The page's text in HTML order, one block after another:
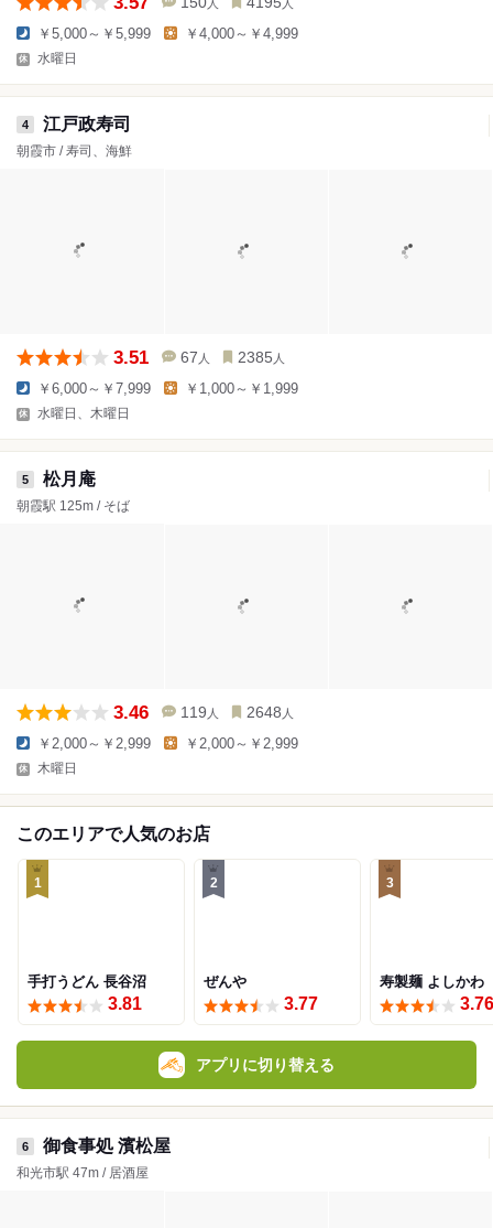
人 人
￥5,000～￥5,999 ￥4,000～￥4,999
水曜日
4 江戸政寿司
朝霞市 / 寿司、海鮮
3.51 67 人 2385 人
￥6,000～￥7,999 ￥1,000～￥1,999
水曜日、木曜日
5 松月庵
朝霞駅 125m / そば
3.46 119 人 2648 人
￥2,000～￥2,999 ￥2,000～￥2,999
木曜日
このエリアで人気のお店
1
手打うどん 長谷沼
3.81
2
ぜんや
3.77
3
寿製麺 よしかわ
3.76
アプリに切り替える
6 御食事処 濱松屋
和光市駅 47m / 居酒屋